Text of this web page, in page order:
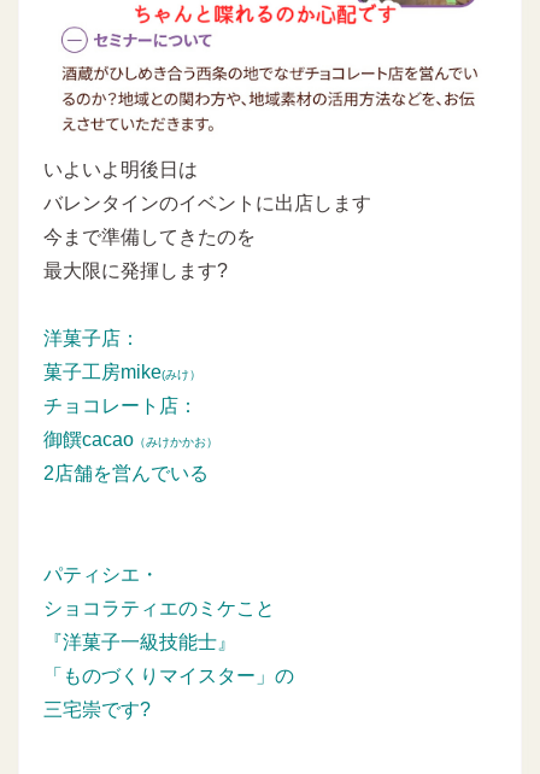
いよいよ明後日は
バレンタインのイベントに出店します
今まで準備してきたのを
最大限に発揮します?
洋菓子店：
菓子工房mike(みけ）
チョコレート店：
御饌cacao （みけかかお）
2店舗を営んでいる
パティシエ・
ショコラティエのミケこと
『洋菓子一級技能士』
「ものづくりマイスター」の
三宅崇です?